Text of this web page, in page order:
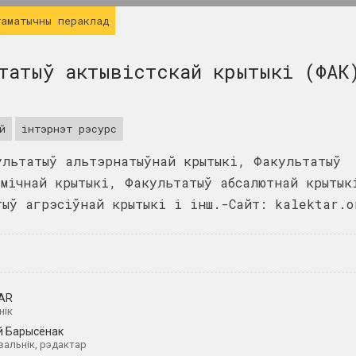
пераклад
актывістскай крытыкі
інтэрнэт рэсурс
альтэрнатыўнай крытыкі, Факультатыў
крытыкі, Факультатыў абсалютнай
агрэсіўнай крытыкі і інш.-Сайт:
Барысёнак
рэдактар